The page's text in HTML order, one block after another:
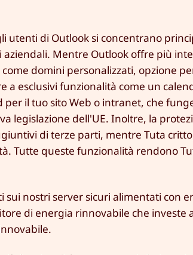
utenti di Outlook si concentrano
Mentre Outlook offre più
domini personalizzati, opzione
esclusivi funzionalità come un
il tuo sito Web o intranet, che
legislazione dell'UE. Inoltre, la
di terze parti, mentre Tuta
Tutte queste funzionalità rendono
nostri server sicuri alimentati con
di energia rinnovabile che investe